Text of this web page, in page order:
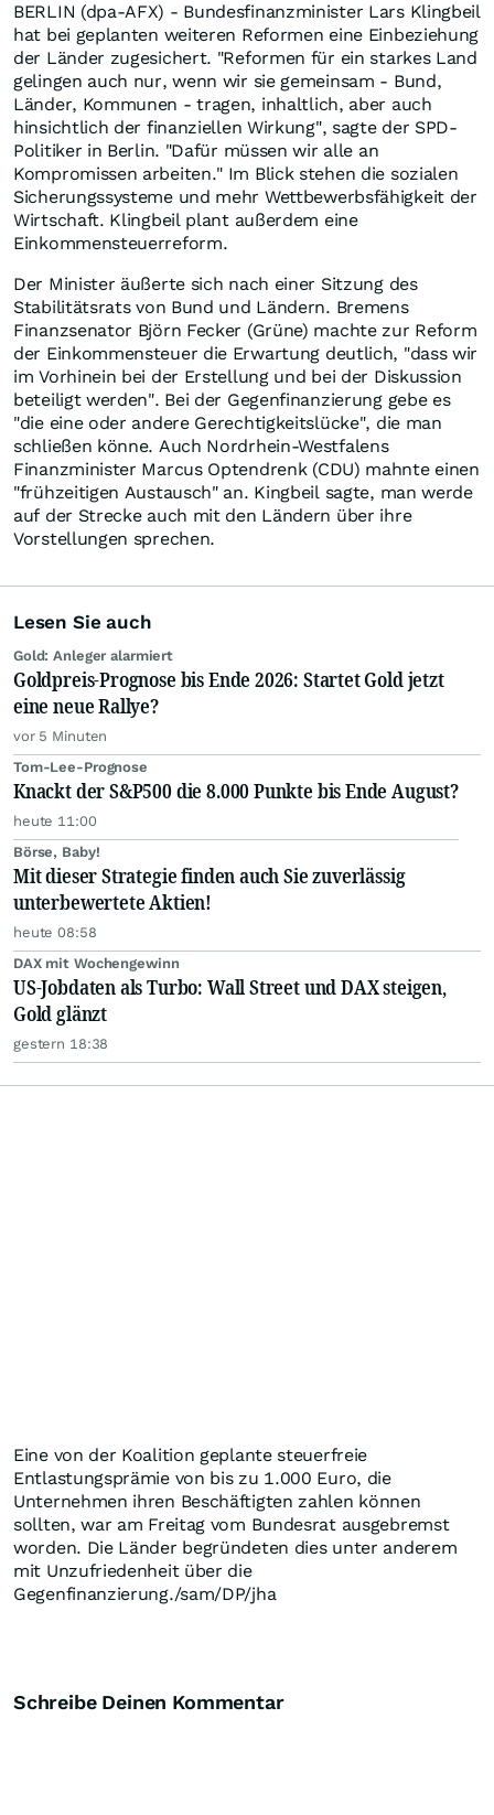
BERLIN (dpa-AFX) - Bundesfinanzminister Lars Klingbeil
hat bei geplanten weiteren Reformen eine Einbeziehung
der Länder zugesichert. "Reformen für ein starkes Land
gelingen auch nur, wenn wir sie gemeinsam - Bund,
Länder, Kommunen - tragen, inhaltlich, aber auch
hinsichtlich der finanziellen Wirkung", sagte der SPD-
Politiker in Berlin. "Dafür müssen wir alle an
Kompromissen arbeiten." Im Blick stehen die sozialen
Sicherungssysteme und mehr Wettbewerbsfähigkeit der
Wirtschaft. Klingbeil plant außerdem eine
Einkommensteuerreform.
Der Minister äußerte sich nach einer Sitzung des
Stabilitätsrats von Bund und Ländern. Bremens
Finanzsenator Björn Fecker (Grüne) machte zur Reform
der Einkommensteuer die Erwartung deutlich, "dass wir
im Vorhinein bei der Erstellung und bei der Diskussion
beteiligt werden". Bei der Gegenfinanzierung gebe es
"die eine oder andere Gerechtigkeitslücke", die man
schließen könne. Auch Nordrhein-Westfalens
Finanzminister Marcus Optendrenk (CDU) mahnte einen
"frühzeitigen Austausch" an. Kingbeil sagte, man werde
auf der Strecke auch mit den Ländern über ihre
Vorstellungen sprechen.
Lesen Sie auch
Gold: Anleger alarmiert
Goldpreis-Prognose bis Ende 2026: Startet Gold jetzt
eine neue Rallye?
vor 5 Minuten
Tom-Lee-Prognose
Knackt der S&P500 die 8.000 Punkte bis Ende August?
heute 11:00
Börse, Baby!
Mit dieser Strategie finden auch Sie zuverlässig
unterbewertete Aktien!
heute 08:58
DAX mit Wochengewinn
US-Jobdaten als Turbo: Wall Street und DAX steigen,
Gold glänzt
gestern 18:38
Eine von der Koalition geplante steuerfreie
Entlastungsprämie von bis zu 1.000 Euro, die
Unternehmen ihren Beschäftigten zahlen können
sollten, war am Freitag vom Bundesrat ausgebremst
worden. Die Länder begründeten dies unter anderem
mit Unzufriedenheit über die
Gegenfinanzierung./sam/DP/jha
Schreibe Deinen Kommentar